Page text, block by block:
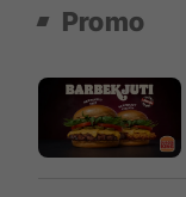
Promo